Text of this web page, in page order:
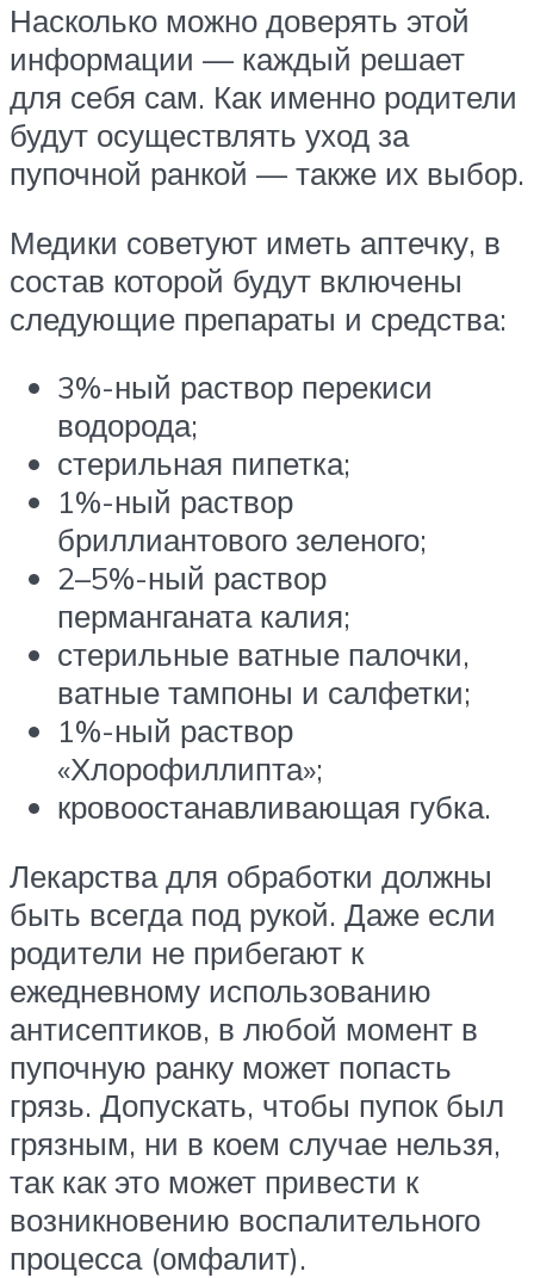
Насколько можно доверять этой
информации — каждый решает
для себя сам. Как именно родители
будут осуществлять уход за
пупочной ранкой — также их выбор.
Медики советуют иметь аптечку, в
состав которой будут включены
следующие препараты и средства:
3%-ный раствор перекиси
водорода;
стерильная пипетка;
1%-ный раствор
бриллиантового зеленого;
2–5%-ный раствор
перманганата калия;
стерильные ватные палочки,
ватные тампоны и салфетки;
1%-ный раствор
«Хлорофиллипта»;
кровоостанавливающая губка.
Лекарства для обработки должны
быть всегда под рукой. Даже если
родители не прибегают к
ежедневному использованию
антисептиков, в любой момент в
пупочную ранку может попасть
грязь. Допускать, чтобы пупок был
грязным, ни в коем случае нельзя,
так как это может привести к
возникновению воспалительного
процесса (омфалит).